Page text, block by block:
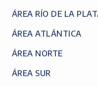
ÁREA RÍO DE LA
ÁREA ATLÁNTICA
ÁREA NORTE
ÁREA SUR